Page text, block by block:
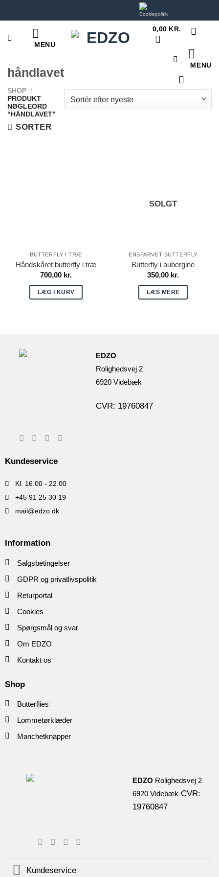
til
indhold
MENU
0,00 KR.
MENU
håndlavet
SHOP /
PRODUKT
NØGLEORD
“HÅNDLAVET”
SORTER
BUTTERFLY I TRÆ
Håndskåret butterfly i træ
700,00 kr.
LÆG I KURV
SOLGT
ENSFARVET BUTTERFLY
Butterfly i aubergine
350,00 kr.
LÆS MERE
EDZO
Rolighedsvej 2
6920 Videbæk
CVR: 19760847
Kundeservice
Kl. 16.00 - 22.00
+45 91 25 30 19
mail@edzo.dk
Information
Salgsbetingelser
GDPR og privatlivspolitik
Returportal
Cookies
Spørgsmål og svar
Om EDZO
Kontakt os
Shop
Butterflies
Lommetørklæder
Manchetknapper
EDZO Rolighedsvej 2
6920 Videbæk CVR:
19760847
Kundeservice